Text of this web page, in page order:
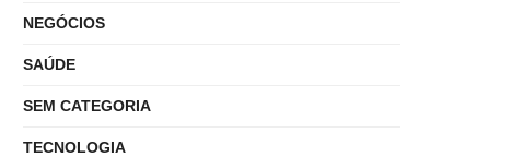
NEGÓCIOS
SAÚDE
SEM CATEGORIA
TECNOLOGIA